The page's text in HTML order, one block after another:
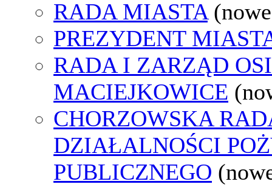
RADA MIASTA
PREZYDENT
RADA I ZARZĄD
MACIEJKOWICE
CHORZOWSKA
DZIAŁALNOŚCI
PUBLICZNEGO